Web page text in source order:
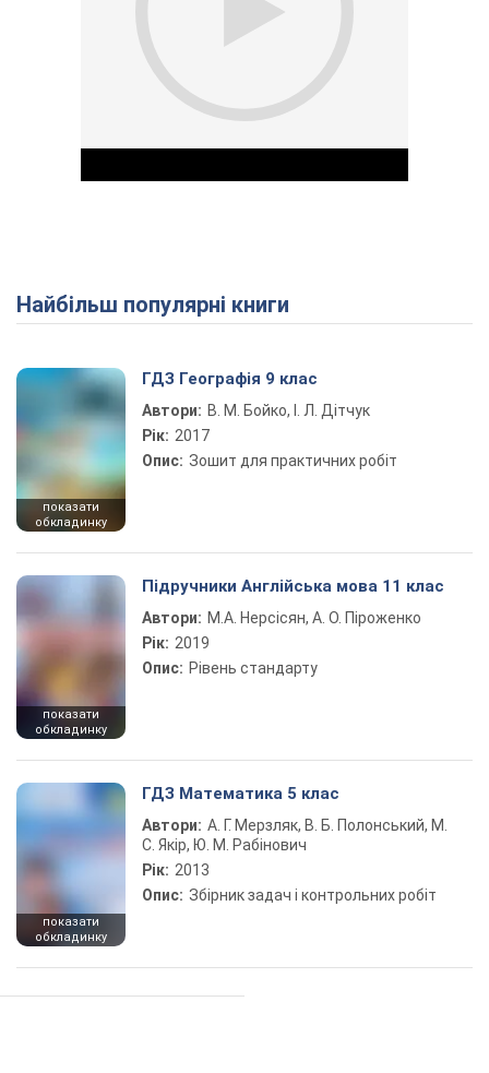
Play Video
Найбільш популярні книги
показати
обкладинку
ГДЗ Географія 9 клас
Автори: В. М. Бойко, І. Л. Дітчук
Рік: 2017
Опис: Зошит для практичних робіт
показати
обкладинку
Підручники Англійська мова 11 клас
Автори: М.А. Нерсісян, А. О. Піроженко
Рік: 2019
Опис: Рівень стандарту
показати
обкладинку
ГДЗ Математика 5 клас
Автори: А. Г. Мерзляк, В. Б. Полонський, М.
С. Якір, Ю. М. Рабінович
Рік: 2013
Опис: Збірник задач і контрольних робіт